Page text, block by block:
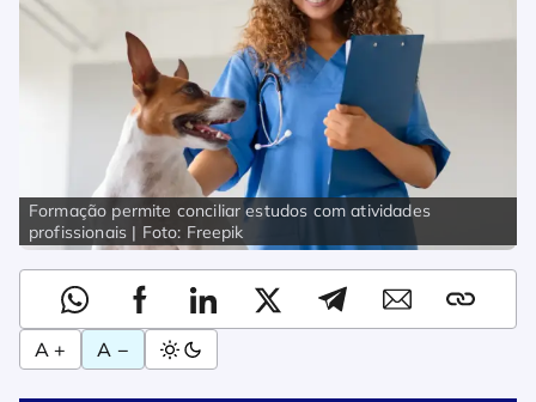
Formação permite conciliar estudos com atividades
profissionais | Foto: Freepik
A + A −